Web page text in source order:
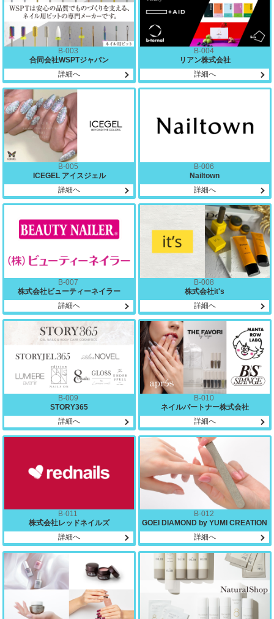
B-003
合同会社WSPTジャパン
詳細へ
B-004
リアン株式会社
詳細へ
B-005
ICEGEL アイスジェル
詳細へ
B-006
Nailtown
詳細へ
B-007
株式会社ビューティーネイラー
詳細へ
B-008
株式会社it's
詳細へ
B-009
STORY365
詳細へ
B-010
ネイルパートナー株式会社
詳細へ
B-011
株式会社レッドネイルズ
詳細へ
B-012
GOEI DIAMOND by YUMI CREATION
詳細へ